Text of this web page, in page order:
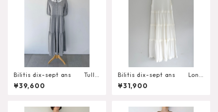
Bilitis dix-sept ans Tulle
Collar Dress
¥39,600
Bilitis dix-sept ans Long
Jersey Dress 2916-384
¥31,900